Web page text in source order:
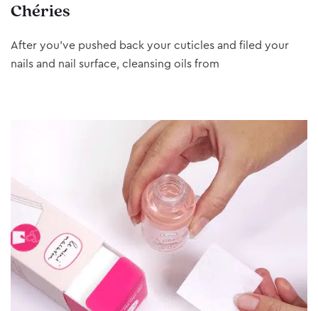
Chéries
After you’ve pushed back your cuticles and filed your
nails and nail surface, cleansing oils from